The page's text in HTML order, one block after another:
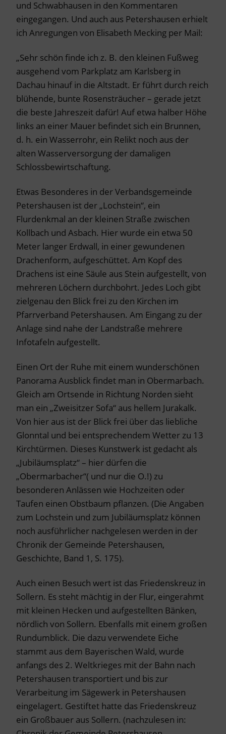
und Schwabhausen in den Kommentaren
eingegangen. Und auch aus Petershausen erhielt
ich Anregungen von Elisabeth Mecking per Mail:
„Sehr schön finde ich z. B. den kleinen Fußweg
ausgehend vom Parkplatz am Karlsberg in
Dachau hinauf in die Altstadt. Er führt durch reich
blühende, bunte Rosensträucher – gerade jetzt
die beste Jahreszeit dafür! Auf etwa halber Höhe
links an einer Mauer befindet sich ein Brunnen,
d. h. ein Wasserrohr, ein Relikt noch aus der
alten Wasserversorgung der damaligen
Schlossbewirtschaftung.
Etwas Besonderes in der Verbandsgemeinde
Petershausen ist der „Lochstein“, ein
Flurdenkmal an der kleinen Straße zwischen
Kollbach und Asbach. Hier wurde ein etwa 50
Meter langer Erdwall, in einer gewundenen
Drachenform, aufgeschüttet. Am Kopf des
Drachens ist eine Säule aus Stein aufgestellt, von
mehreren Löchern durchbohrt. Jedes Loch gibt
zielgenau den Blick frei zu den Kirchen im
Pfarrverband Petershausen. Am Eingang zu der
Anlage sind nahe der Landstraße mehrere
Infotafeln aufgestellt.
Einen Ort der Ruhe mit einem wunderschönen
Panorama Ausblick findet man in Obermarbach.
Gleich am Ortsende in Richtung Norden sieht
man ein „Zweisitzer Sofa“ aus hellem Jurakalk.
Von hier aus ist der Blick frei über das liebliche
Glonntal und bei entsprechendem Wetter zu 13
Kirchtürmen. Dieses Kunstwerk ist gedacht als
„Jubiläumsplatz“ – hier dürfen die
„Obermarbacher“( und nur die O.!) zu
besonderen Anlässen wie Hochzeiten oder
Taufen einen Obstbaum pflanzen. (Die Angaben
zum Lochstein und zum Jubiläumsplatz können
noch ausführlicher nachgelesen werden in der
Chronik der Gemeinde Petershausen,
Geschichte, Band 1, S. 175).
Auch einen Besuch wert ist das Friedenskreuz in
Sollern. Es steht mächtig in der Flur, eingerahmt
mit kleinen Hecken und aufgestellten Bänken,
nördlich von Sollern. Ebenfalls mit einem großen
Rundumblick. Die dazu verwendete Eiche
stammt aus dem Bayerischen Wald, wurde
anfangs des 2. Weltkrieges mit der Bahn nach
Petershausen transportiert und bis zur
Verarbeitung im Sägewerk in Petershausen
eingelagert. Gestiftet hatte das Friedenskreuz
ein Großbauer aus Sollern. (nachzulesen in: